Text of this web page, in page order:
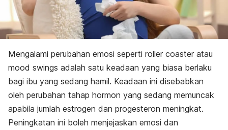
Mengalami perubahan emosi seperti roller coaster atau
mood swings adalah satu keadaan yang biasa berlaku
bagi ibu yang sedang hamil. Keadaan ini disebabkan
oleh perubahan tahap hormon yang sedang memuncak
apabila jumlah estrogen dan progesteron meningkat.
Peningkatan ini boleh menjejaskan emosi dan